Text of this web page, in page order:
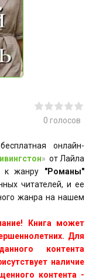
0 голосов
онлайн-
» от Лайла
к жанру "Романы"
читателей, и ее
жанра на нашем
Книга может
Для
контента
наличие
контента -